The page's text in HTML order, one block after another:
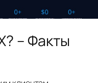
– Факты